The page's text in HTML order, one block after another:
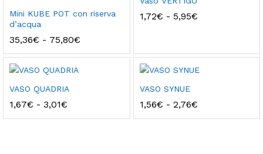
Mini KUBE POT con riserva
d’acqua
35,36€ - 75,80€
prezzo:
1,72€ - 5,95€Fascia
1,72€
5,95€
VASO QUADRIA
1,67€ - 3,01€
prezzo:
VASO SYNUE
1,56€ - 2,76€Fascia
prezzo: